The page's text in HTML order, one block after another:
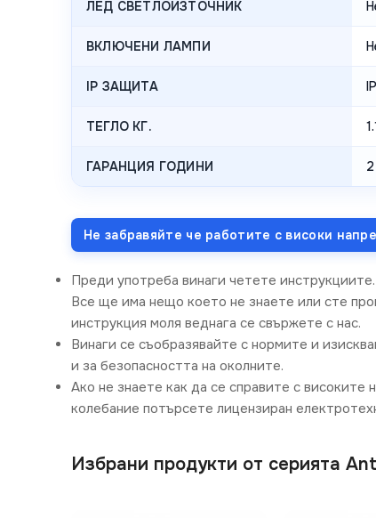
ЛЕД СВЕТЛОИЗТОЧНИК
ВКЛЮЧЕНИ ЛАМПИ
IP ЗАЩИТА
ТЕГЛО КГ.
ГАРАНЦИЯ ГОДИНИ 2
Не забравяйте че работите с високи
Преди употреба винаги четете
Все ще има нещо което не знаете или сте
инструкция моля веднага се свържете с нас.
Винаги се съобразявайте с нормите и
и за безопасността на околните.
Ако не знаете как да се справите с
колебание потърсете лицензиран
Избрани продукти от серията